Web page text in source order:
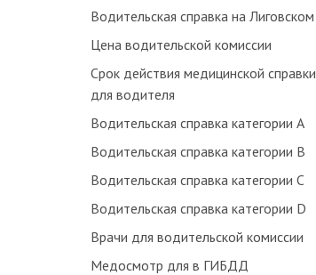
Водительская справка на Лиговском
Цена водительской комиссии
Срок действия медицинской справки
для водителя
Водительская справка категории А
Водительская справка категории В
Водительская справка категории С
Водительская справка категории D
Врачи для водительской комиссии
Медосмотр для в ГИБДД